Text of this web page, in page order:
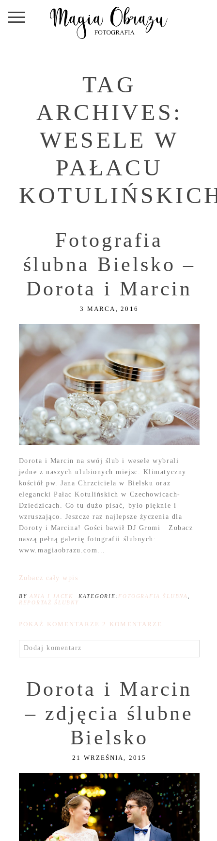
TAG
ARCHIVES:
WESELE W
PAŁACU
Fotografia
ślubna Bielsko –
Dorota i Marcin
3 MARCA, 2016
Dorota i Marcin na swój ślub i wesele wybrali
jedne z naszych ulubionych miejsc. Klimatyczny
kościół pw. Jana Chrzciciela w Bielsku oraz
elegancki Pałac Kotulińskich w Czechowicach-
Dziedzicach. Co tu dużo pisać, było pięknie i
wzruszająco. Jeszcze raz najlepsze życzenia dla
Doroty i Marcina! Gości bawił DJ Gromi Zobacz
naszą pełną galerię fotografii ślubnych:
www.magiaobrazu.com...
Zobacz cały wpis
BY ANIA I JACEK KATEGORIE: FOTOGRAFIA ŚLUBNA
REPORTAŻ ŚLUBNY
POKAŻ KOMENTARZE 2 KOMENTARZE
Dodaj komentarz
Dorota i Marcin
– zdjęcia ślubne
Bielsko
21 WRZEŚNIA, 2015